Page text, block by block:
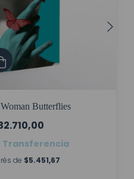
Butterflies
Transferencia
de $5.451,67